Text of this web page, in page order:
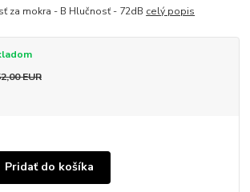
za mokra - B Hlučnosť - 72dB celý popis
EUR
Pridať do košíka